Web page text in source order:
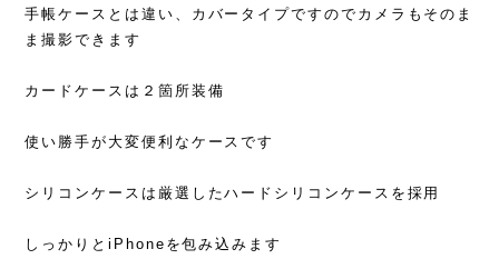
手帳ケースとは違い、カバータイプですのでカメラもそのま
ま撮影できます
カードケースは２箇所装備
使い勝手が大変便利なケースです
シリコンケースは厳選したハードシリコンケースを採用
しっかりとiPhoneを包み込みます